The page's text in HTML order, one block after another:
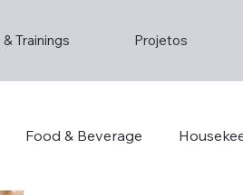
Trainings Projetos
Food & Beverage